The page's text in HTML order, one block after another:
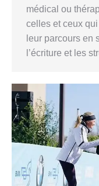
médical ou
celles et ceux
leur parcours en
l’écriture et les